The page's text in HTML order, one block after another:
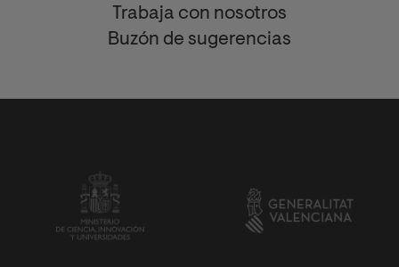
Trabaja con nosotros
Buzón de sugerencias